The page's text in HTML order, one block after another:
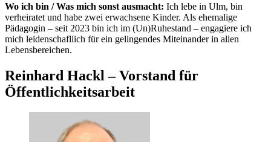
Wo ich bin / Was mich sonst ausmacht: Ich lebe in Ulm, bin
verheiratet und habe zwei erwachsene Kinder. Als ehemalige
Pädagogin – seit 2023 bin ich im (Un)Ruhestand – engagiere ich
mich leidenschafliich für ein gelingendes Miteinander in allen
Lebensbereichen.
Reinhard Hackl – Vorstand für
Öffentlichkeitsarbeit